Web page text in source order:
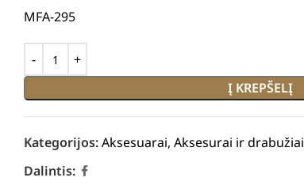
MFA-295
Į KREPŠELĮ
Kategorijos:Aksesuarai, Aksesurai ir drabužiai
Dalintis: